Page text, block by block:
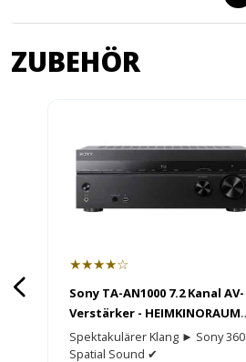
ZUBEHÖR
★★★★☆
Sony TA-AN1000 7.2 Kanal AV-
Verstärker - HEIMKINORAUM
Edition
Spektakulärer Klang ► Sony 360
Spatial Sound ✔